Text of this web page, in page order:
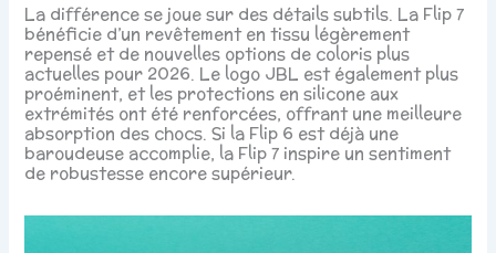
La différence se joue sur des détails subtils. La Flip 7
bénéficie d’un revêtement en tissu légèrement
repensé et de nouvelles options de coloris plus
actuelles pour 2026. Le logo JBL est également plus
proéminent, et les protections en silicone aux
extrémités ont été renforcées, offrant une meilleure
absorption des chocs. Si la Flip 6 est déjà une
baroudeuse accomplie, la Flip 7 inspire un sentiment
de robustesse encore supérieur.